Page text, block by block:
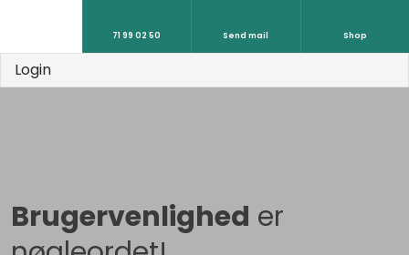
Login
71 99 02 50 Send mail Shop
Brugervenlighed er